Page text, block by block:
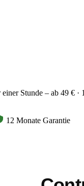
Stunde – ab 49 € ·
12 Monate Garantie